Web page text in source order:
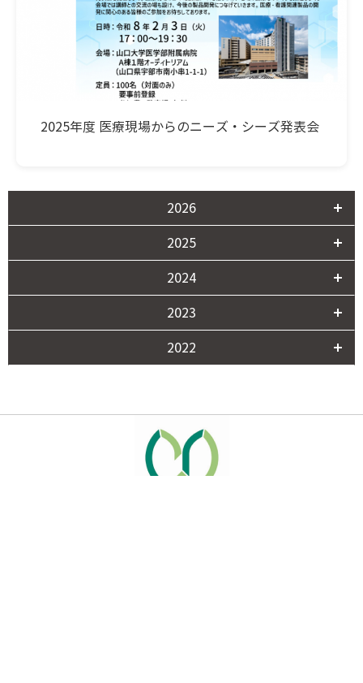
2026
2025
2024
2023
2022
2025年度 医療現場からのニーズ・シーズ発表会